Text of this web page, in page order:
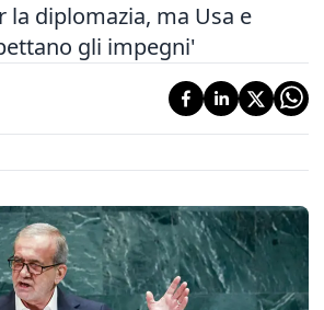
diplomazia, ma Usa e
gli impegni'